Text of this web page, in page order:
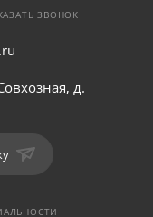
ЗВОНОК
д.